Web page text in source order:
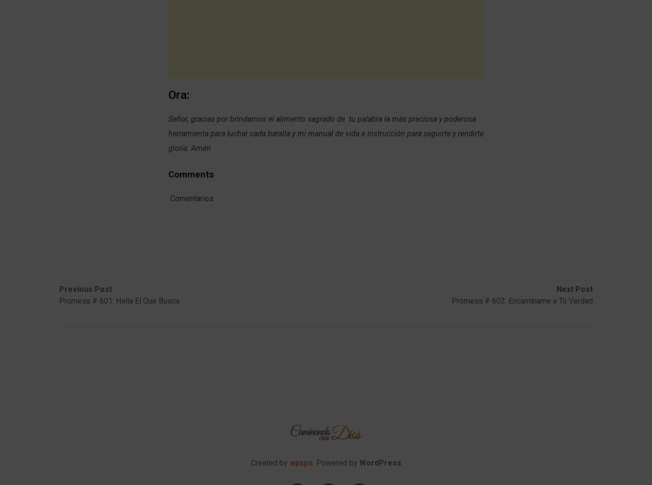
Ora:
Señor, gracias por brindarnos el alimento sagrado de tu palabra la más preciosa y poderosa
herramienta para luchar cada batalla y mi manual de vida e instrucción para seguirte y rendirte
gloria. Amén
Comments
Comentarios
Previous Post
Promesa # 601: Halla El Que Busca
Next Post
Promesa # 602: Encamíname a Tú Verdad
Created by wpxpo. Powered by WordPress